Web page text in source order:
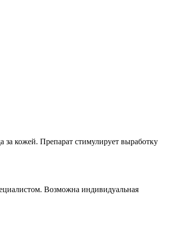
кожей. Препарат стимулирует выработку
Возможна индивидуальная